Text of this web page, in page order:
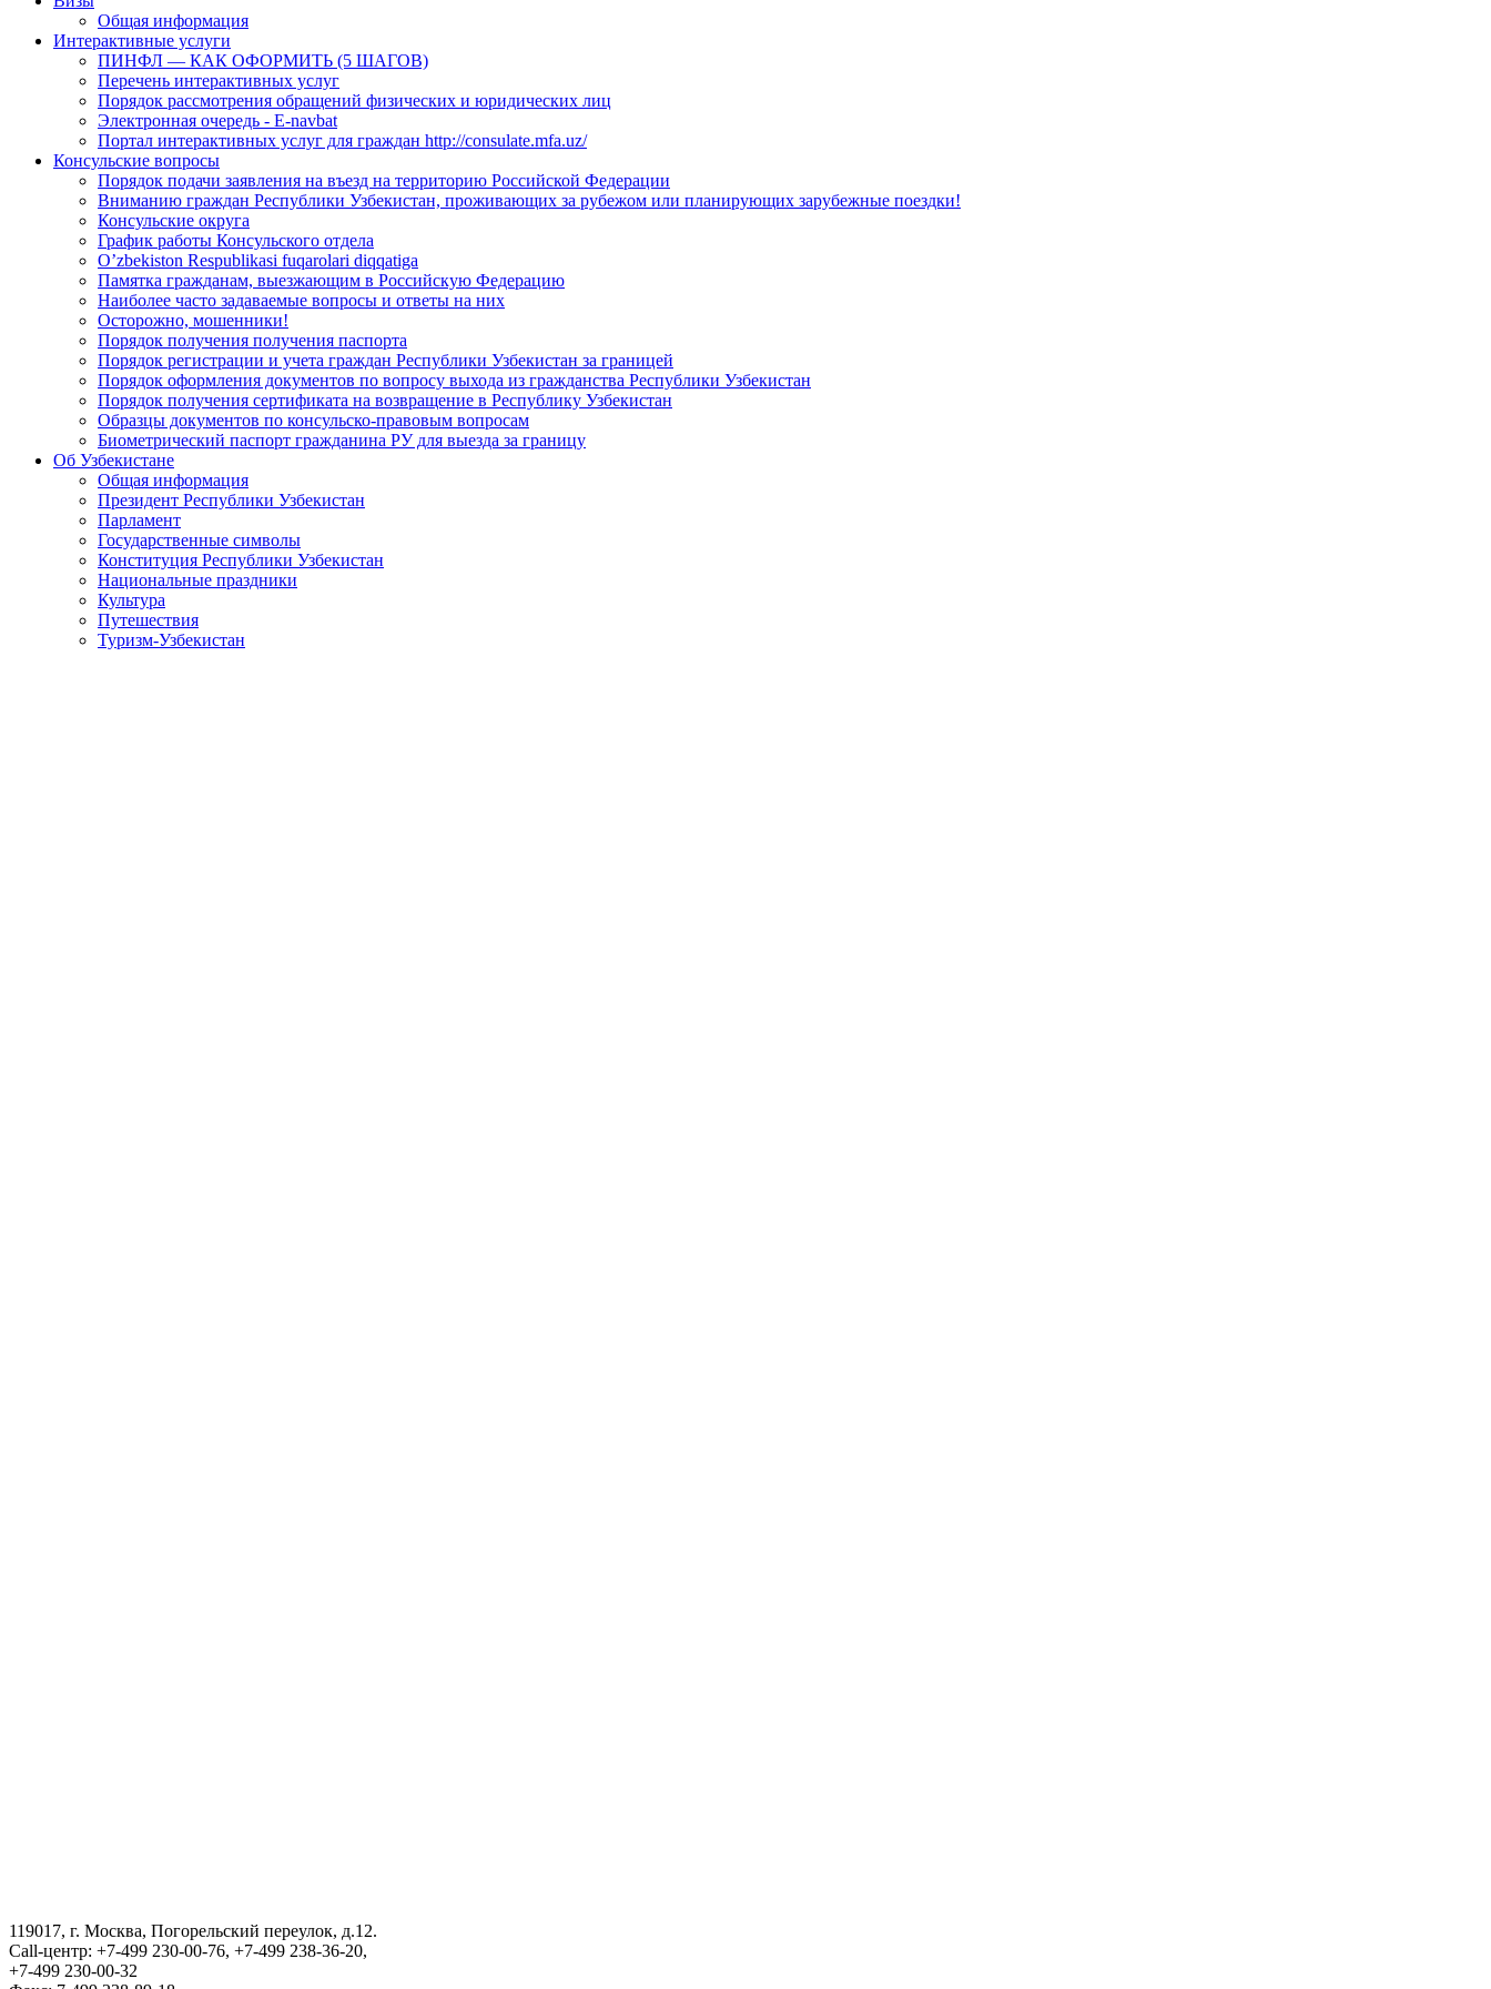
Общая информация
Интерактивные услуги
ПИНФЛ — КАК ОФОРМИТЬ (5 ШАГОВ)
Перечень интерактивных услуг
Порядок рассмотрения обращений физических и юридических лиц
Электронная очередь - E-navbat
Портал интерактивных услуг для граждан http://consulate.mfa.uz/
Консульские вопросы
Порядок подачи заявления на въезд на территорию Российской Федерации
Вниманию граждан Республики Узбекистан, проживающих за рубежом или планирующих зарубежные поездки!
Консульские округа
График работы Консульского отдела
O’zbekiston Respublikasi fuqarolari diqqatiga
Памятка гражданам, выезжающим в Российскую Федерацию
Наиболее часто задаваемые вопросы и ответы на них
Осторожно, мошенники!
Порядок получения получения паспорта
Порядок регистрации и учета граждан Республики Узбекистан за границей
Порядок оформления документов по вопросу выхода из гражданства Республики Узбекистан
Порядок получения сертификата на возвращение в Республику Узбекистан
Образцы документов по консульско-правовым вопросам
Биометрический паспорт гражданина РУ для выезда за границу
Об Узбекистане
Общая информация
Президент Республики Узбекистан
Парламент
Государственные символы
Конституция Республики Узбекистан
Национальные праздники
Культура
Путешествия
Туризм-Узбекистан
ГОСУДАРСТВЕННЫЙ КОМИТЕТ ПО ОБОРОННОЙ ПРОМЫШЛЕННОСТИ
119017, г. Москва, Погорельский переулок, д.12.
Call-центр: +7-499 230-00-76, +7-499 238-36-20,
+7-499 230-00-32